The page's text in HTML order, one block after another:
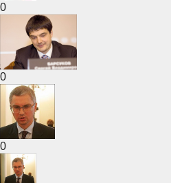
0
0
0